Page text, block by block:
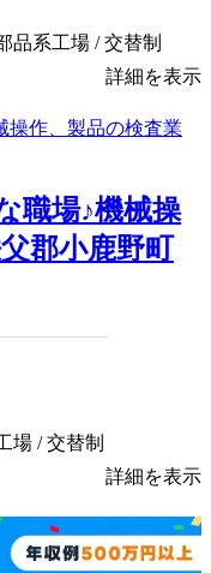
品系工場 / 交替制
詳細を表示
職場♪機械操
郡小鹿野町
場 / 交替制
詳細を表示